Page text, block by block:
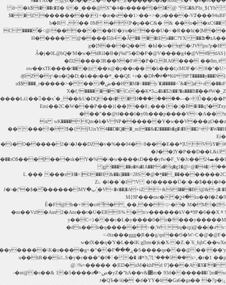
ViY�##c���=�����i�O�����2�\�J��DZ�v�%��04�<8���E��*]U�ޠ��`y��^�IR�i�`=��n���ܬ6E�g�@�!O����0��'Nj-